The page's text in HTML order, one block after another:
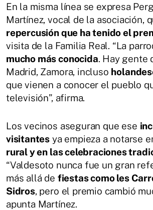
En la misma línea se expresa
Martínez, vocal de la asociación,
repercusión que ha tenido el
visita de la Familia Real. “La
mucho más conocida. Hay gente
Madrid, Zamora, incluso
que vienen a conocer el pueblo
televisión”, afirma.
Los vecinos aseguran que ese
visitantes ya empieza a notarse
rural y en las celebraciones
“Valdesoto nunca fue un gran
más allá de fiestas como les
Sidros, pero el premio cambió
apunta Martínez.